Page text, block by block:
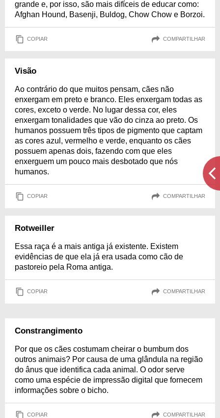
grande e, por isso, são mais difíceis de educar como:
Afghan Hound, Basenji, Buldog, Chow Chow e Borzoi.
COPIAR COMPARTILHAR
Visão
Ao contrário do que muitos pensam, cães não
enxergam em preto e branco. Eles enxergam todas as
cores, exceto o verde. No lugar dessa cor, eles
enxergam tonalidades que vão do cinza ao preto. Os
humanos possuem três tipos de pigmento que captam
as cores azul, vermelho e verde, enquanto os cães
possuem apenas dois, fazendo com que eles
enxerguem um pouco mais desbotado que nós
humanos.
COPIAR COMPARTILHAR
Rotweiller
Essa raça é a mais antiga já existente. Existem
evidências de que ela já era usada como cão de
pastoreio pela Roma antiga.
COPIAR COMPARTILHAR
Constrangimento
Por que os cães costumam cheirar o bumbum dos
outros animais? Por causa de uma glândula na região
do ânus que identifica cada animal. O odor serve
como uma espécie de impressão digital que fornecem
informações sobre o bicho.
COPIAR COMPARTILHAR